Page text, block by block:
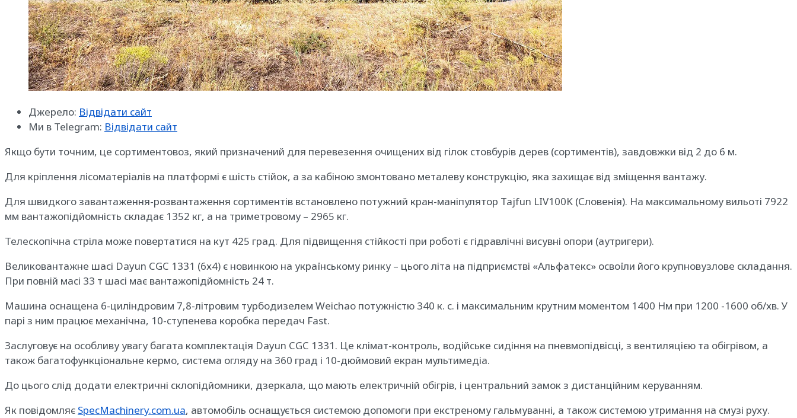
Джерело: Відвідати сайт
Ми в Telegram: Відвідати сайт
Якщо бути точним, це сортиментовоз, який призначений для перевезення очищених від гілок стовбурів дерев (сортиментів), завдовжки від 2 до 6 м.
Для кріплення лісоматеріалів на платформі є шість стійок, а за кабіною змонтовано металеву конструкцію, яка захищає від зміщення вантажу.
Для швидкого завантаження-розвантаження сортиментів встановлено потужний кран-маніпулятор Tajfun LIV100K (Словенія). На максимальному вильоті 7922
мм вантажопідйомність складає 1352 кг, а на триметровому – 2965 кг.
Телескопічна стріла може повертатися на кут 425 град. Для підвищення стійкості при роботі є гідравлічні висувні опори (аутригери).
Великовантажне шасі Dayun CGC 1331 (6х4) є новинкою на українському ринку – цього літа на підприємстві «Альфатекс» освоїли його крупновузлове складання.
При повній масі 33 т шасі має вантажопідйомність 24 т.
Машина оснащена 6-циліндровим 7,8-літровим турбодизелем Weichao потужністю 340 к. с. і максимальним крутним моментом 1400 Нм при 1200 -1600 об/хв. У
парі з ним працює механічна, 10-ступенева коробка передач Fast.
Заслуговує на особливу увагу багата комплектація Dayun CGC 1331. Це клімат-контроль, водійське сидіння на пневмопідвісці, з вентиляцією та обігрівом, а
також багатофункціональне кермо, система огляду на 360 град і 10-дюймовий екран мультимедіа.
До цього слід додати електричні склопідйомники, дзеркала, що мають електричній обігрів, і центральний замок з дистанційним керуванням.
Як повідомляє SpecMachinery.com.ua, автомобіль оснащується системою допомоги при екстреному гальмуванні, а також системою утримання на смузі руху.